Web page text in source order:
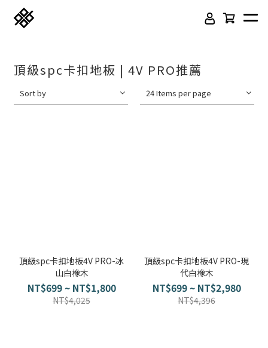
紐西蘭羊毛地毯 科技地毯
居家改色貼膜
部落格首頁 木地板知識
頂級spc卡扣地板 | 4V PRO推薦
Sort by 24 Items per page
頂級spc卡扣地板4V PRO-冰
山白橡木
NT$699 ~ NT$1,800
NT$4,025
頂級spc卡扣地板4V PRO-現
代白橡木
NT$699 ~ NT$2,980
NT$4,396